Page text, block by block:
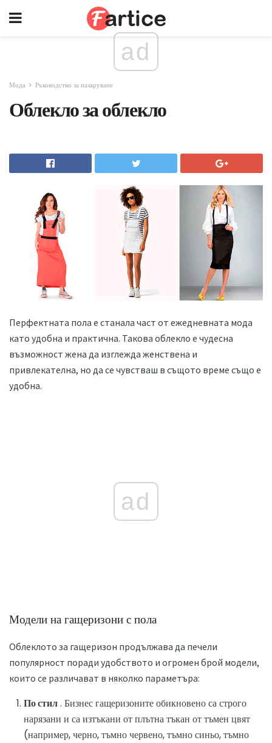
ad
Мода Ръководство за пазаруване
Облекло за облекло
Перфектната пола е станала част от ежедневната мода
като удобна и практична. Такова облекло е чудесна
възможност жена да изглежда женствена и
привлекателна, но да се чувстваш в същото време също е
удобна.
ad
Модели на гащеризони с пола
Облеклото за гащеризон продължава да печели
популярност поради удобството и огромен брой модели,
които се различават в няколко параметъра:
По стил. Бизнес гащеризоните обикновено са строго
нарязани и са изтъкани от плътна тъкан от тъмен цвят
(например, черно, тъмно червено, тъмно синьо, тъмно